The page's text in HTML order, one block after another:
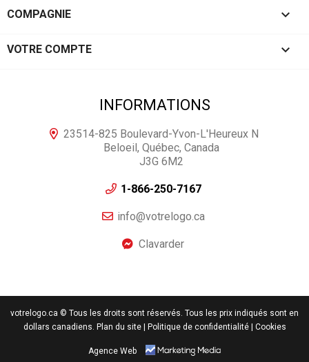
COMPAGNIE 
VOTRE COMPTE 
INFORMATIONS
23514-825 Boulevard-Yvon-L'Heureux N
Beloeil, Québec, Canada
J3G 6M2
1-866-250-7167
info@votrelogo.ca
Clavarder
votrelogo.ca © Tous les droits sont réservés. Tous les prix indiqués sont en
dollars canadiens. Plan du site | Politique de confidentialité | Cookies
Agence Web